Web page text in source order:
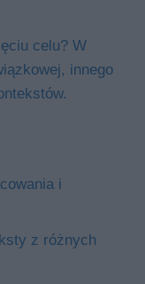
celu? W
innego
i
z różnych